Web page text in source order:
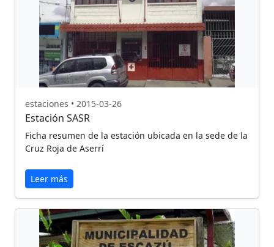
estaciones • 2015-03-26
Estación SASR
Ficha resumen de la estación ubicada en la sede de la
Cruz Roja de Aserrí
Leer más